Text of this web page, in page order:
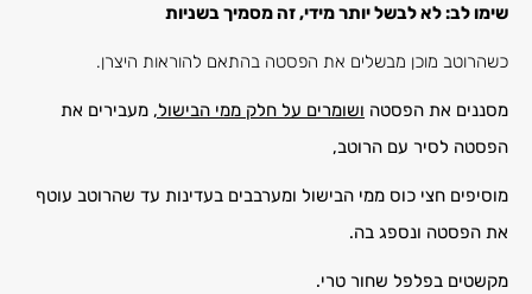
שימו לב: לא לבשל יותר מידי, זה מסמיך בשניות
כשהרוטב מוכן מבשלים את הפסטה בהתאם להוראות היצרן.
מסננים את הפסטה ושומרים על חלק ממי הבישול, מעבירים את
הפסטה לסיר עם הרוטב,
מוסיפים חצי כוס ממי הבישול ומערבבים בעדינות עד שהרוטב עוטף
את הפסטה ונספג בה.
מקשטים בפלפל שחור טרי.